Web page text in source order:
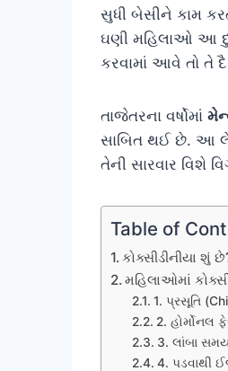
સુધી બેસીને કામ
ઘણી મહિલાઓ આ
કરવામાં આવે તો તે
તાજેતરના વર્ષોમાં
સાબિત થઈ છે. આ
તેની સારવાર વિશે
Table of
કોક્સીડીનીયા શું
મહિલાઓમાં
1. પ્રસૂતિ
2. હોર્મોનલ
3. લાંબા
4. પડવાથી